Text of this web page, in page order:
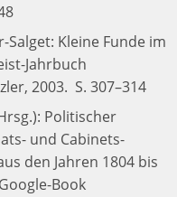
Salget: Kleine Funde im
Jahrbuch
2003. S. 307–314
Politischer
und Cabinets-
den Jahren 1804 bis
Google-Book